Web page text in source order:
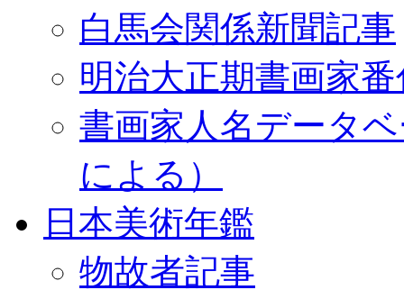
白馬会関係新聞記事
明治大正期書画家
書画家人名データ
による）
日本美術年鑑
物故者記事